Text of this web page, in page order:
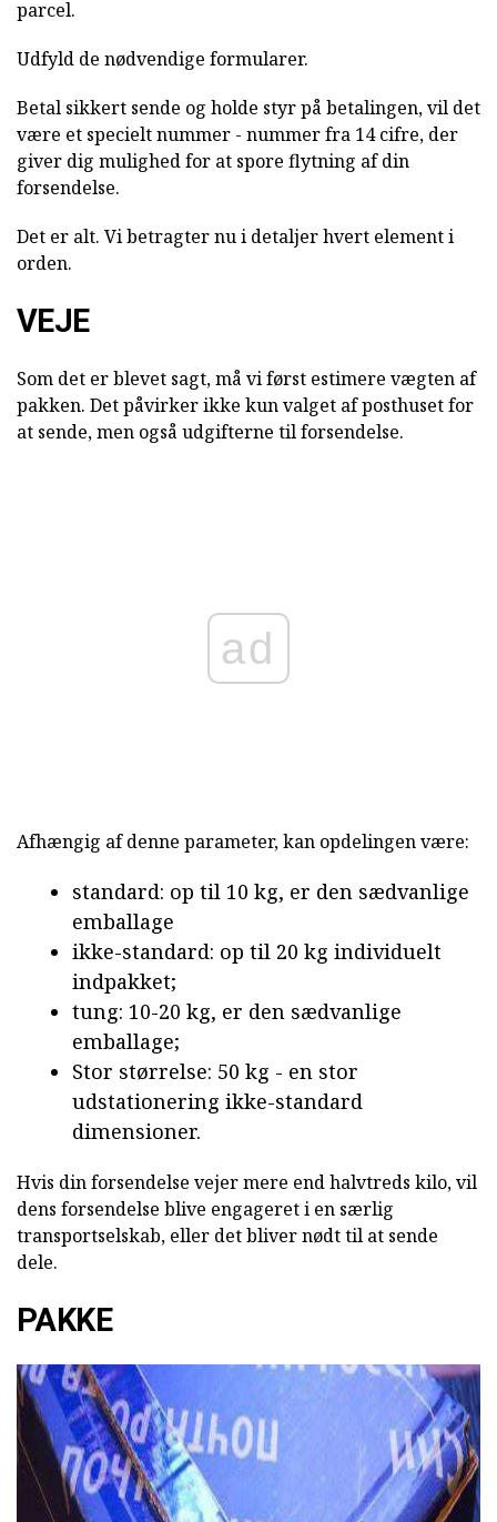
parcel.
Udfyld de nødvendige formularer.
Betal sikkert sende og holde styr på betalingen, vil det
være et specielt nummer - nummer fra 14 cifre, der
giver dig mulighed for at spore flytning af din
forsendelse.
Det er alt. Vi betragter nu i detaljer hvert element i
orden.
VEJE
Som det er blevet sagt, må vi først estimere vægten af
pakken. Det påvirker ikke kun valget af posthuset for
at sende, men også udgifterne til forsendelse.
ad
Afhængig af denne parameter, kan opdelingen være:
standard: op til 10 kg, er den sædvanlige
emballage
ikke-standard: op til 20 kg individuelt
indpakket;
tung: 10-20 kg, er den sædvanlige
emballage;
Stor størrelse: 50 kg - en stor
udstationering ikke-standard
dimensioner.
Hvis din forsendelse vejer mere end halvtreds kilo, vil
dens forsendelse blive engageret i en særlig
transportselskab, eller det bliver nødt til at sende
dele.
PAKKE